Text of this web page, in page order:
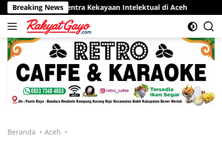
Langsung
ke
konten
Breaking News
Sentra Kekayaan Intelektual di Aceh RSUD Munyang
Beranda Aceh